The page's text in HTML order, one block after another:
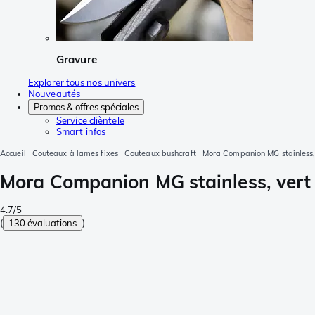
Gravure
Explorer tous nos univers
Nouveautés
Promos & offres spéciales
Service clièntele
Smart infos
Accueil Couteaux à lames fixes Couteaux bushcraft Mora Companion MG
Mora Companion MG stainless, vert
4.7/5
( 130 évaluations )